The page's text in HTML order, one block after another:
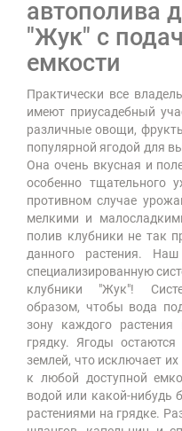
автополива
"Жук" с
емкости
Практически все
имеют приусадебный
различные овощи,
популярной ягодой для
Она очень вкусная и
особенно тщательного
противном случае
мелкими и
полив клубники не так
данного растения. Наш
специализированную
клубники "Жук"!
образом, чтобы вода
зону каждого
грядку. Ягоды
землей, что исключает
к любой доступной
водой или какой-нибудь
растениями на грядке.